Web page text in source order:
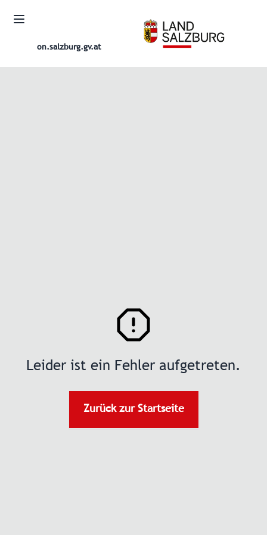
on.salzburg.gv.at
Leider ist ein Fehler aufgetreten.
Zurück zur Startseite